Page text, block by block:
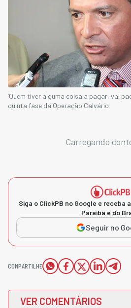
‘Quem tiver alguma coisa a pagar, vai
quinta fase da Operação Calvário
Carregando
Siga o ClickPB no Google e receba
Paraíba e do
Seguir no
COMPARTILHE
VER COMENTÁRIOS